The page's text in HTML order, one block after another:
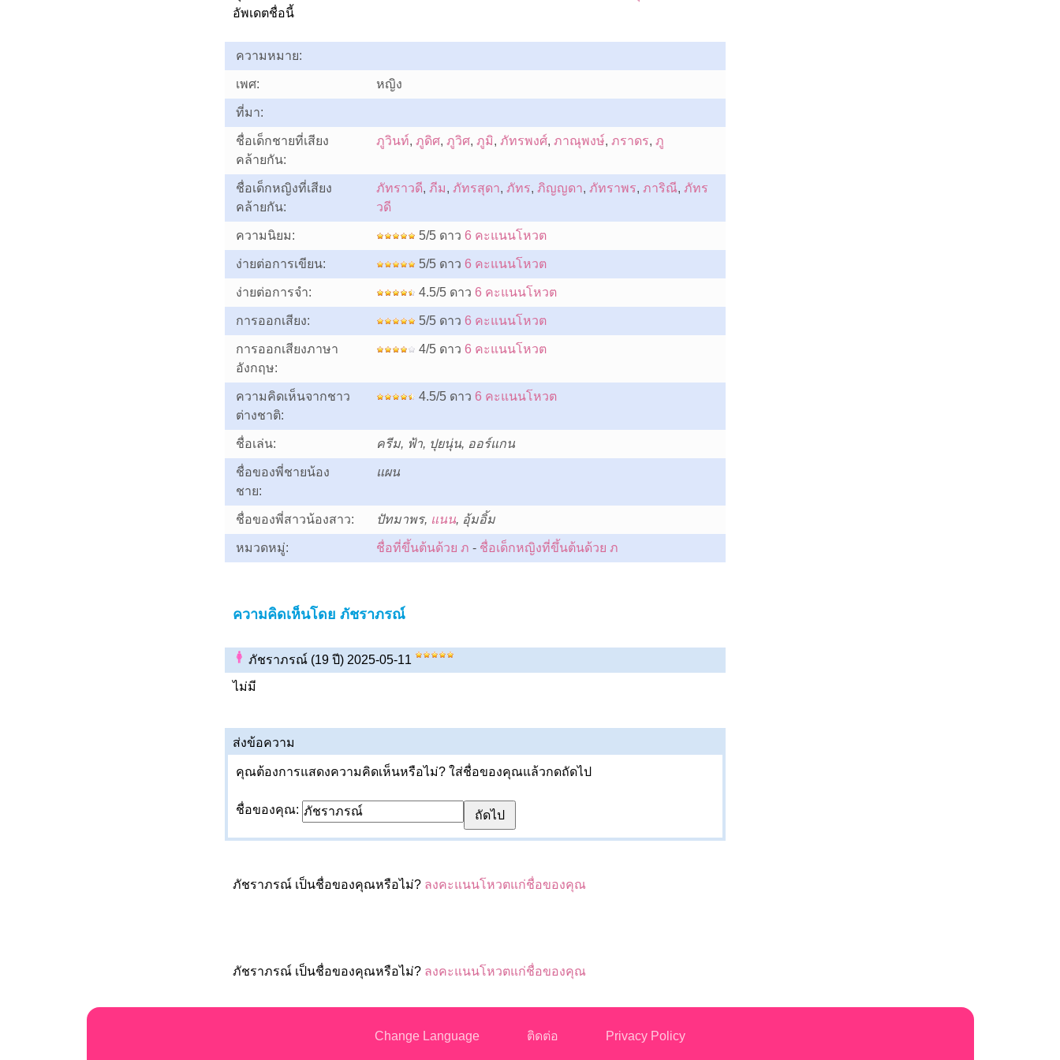
อัพเดตชื่อนี้
ความหมาย:
เพศ: หญิง
ที่มา:
ชื่อเด็กชายที่เสียง
คล้ายกัน:
ภูวินท์, ภูดิศ, ภูวิศ, ภูมิ, ภัทรพงศ์, ภาณุพงษ์, ภราดร, ภู
ชื่อเด็กหญิงที่เสียง
คล้ายกัน:
ภัทราวดี, ภีม, ภัทรสุดา, ภัทร, ภิญญดา, ภัทราพร, ภาริณี, ภัทร
วดี
ความนิยม: 5/5 ดาว 6 คะแนนโหวต
ง่ายต่อการเขียน: 5/5 ดาว 6 คะแนนโหวต
ง่ายต่อการจำ: 4.5/5 ดาว 6 คะแนนโหวต
การออกเสียง: 5/5 ดาว 6 คะแนนโหวต
การออกเสียงภาษา
อังกฤษ:
4/5 ดาว 6 คะแนนโหวต
ความคิดเห็นจากชาว
ต่างชาติ:
4.5/5 ดาว 6 คะแนนโหวต
ชื่อเล่น: ครีม, ฟ้า, ปุยนุ่น, ออร์แกน
ชื่อของพี่ชายน้อง
ชาย:
แผน
ชื่อของพี่สาวน้องสาว: ปัทมาพร, แนน, อุ้มอิ้ม
หมวดหมู่: ชื่อที่ขึ้นต้นด้วย ภ - ชื่อเด็กหญิงที่ขึ้นต้นด้วย ภ
ความคิดเห็นโดย ภัชราภรณ์
ภัชราภรณ์ (19 ปี) 2025-05-11
ไม่มี
ส่งข้อความ
คุณต้องการแสดงความคิดเห็นหรือไม่? ใส่ชื่อของคุณแล้วกดถัดไป
ชื่อของคุณ:
ภัชราภรณ์ เป็นชื่อของคุณหรือไม่? ลงคะแนนโหวตแก่ชื่อของคุณ
ภัชราภรณ์ เป็นชื่อของคุณหรือไม่? ลงคะแนนโหวตแก่ชื่อของคุณ
Change Language ติดต่อ Privacy Policy